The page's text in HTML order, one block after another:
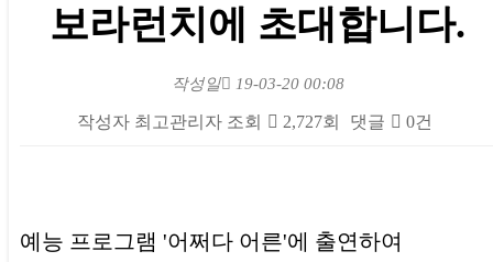
보라런치에 초대합니다.
작성일 19-03-20 00:08
작성자 최고관리자 조회 2,727회 댓글 0건
예능 프로그램 '어쩌다 어른'에 출연하여